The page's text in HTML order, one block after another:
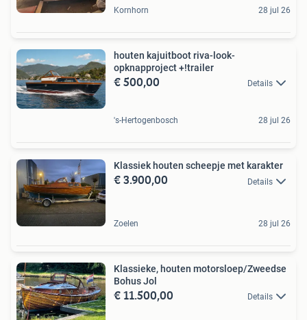
Kornhorn 28 jul 26
houten kajuitboot riva-look-
opknapproject +!trailer
€ 500,00 Details
's-Hertogenbosch 28 jul 26
Klassiek houten scheepje met karakter
€ 3.900,00 Details
Zoelen 28 jul 26
Klassieke, houten motorsloep/Zweedse
Bohus Jol
€ 11.500,00 Details